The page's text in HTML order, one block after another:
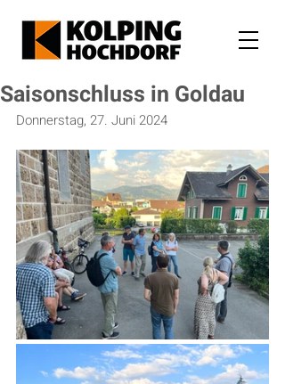
Saisonschluss in Goldau
Donnerstag, 27. Juni 2024